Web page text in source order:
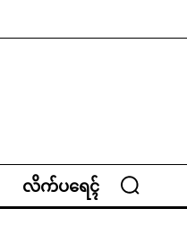
လိက်ပရေၚ်